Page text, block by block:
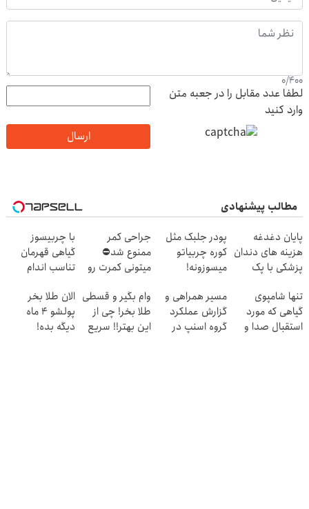
0/400
لطفا عدد مقابل را در جعبه متن
وارد کنید
ارسال
مطالب پیشنهادی
پایان دغدغه
هزینه های دندان
پزشکی با پک
خانگی
پودر جلبک مثل
کوره چربیاتو
میسوزونه!
جراحی کمر
ممنوع شد⛔
میتونی کمرت رو
کنی! 👈🏻
پرسش‌نامه
با چربیسوز
گیاهی قهرمان
تناسب اندام
تنها شامپوی
گیاهی که مورد
استقبال صدا و
مسیر همراهی و
گزارش عملکرد
گروه اسنپ در
وام بگیر و قسطی
طلا بخر! چی از
این بهتر!! سریع
الان طلا بخر
پولشو 4 ماه
دیگه بده!